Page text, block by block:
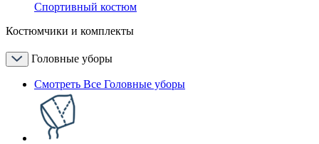
Спортивный костюм
Костюмчики и комплекты
Головные уборы
Смотреть Все Головные уборы